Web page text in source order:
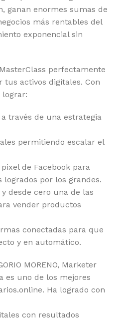
ganan enormes sumas de
más rentables del
exponencial sin
perfectamente
tus activos digitales. Con
lograr:
través de una estrategia
permitiendo escalar el
de Facebook para
por los grandes.
desde cero una de las
vender productos
conectadas para que
y en automático.
MORENO, Marketer
es uno de los mejores
Ha logrado con
con resultados